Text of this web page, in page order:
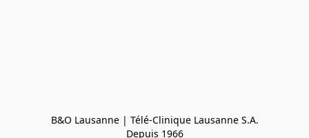
B&O Lausanne | Télé-Clinique Lausanne S.A.
Depuis 1966